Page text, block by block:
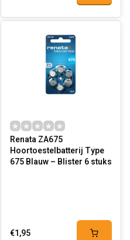
Renata ZA675
Hoortoestelbatterij Type
675 Blauw – Blister 6 stuks
€1,95